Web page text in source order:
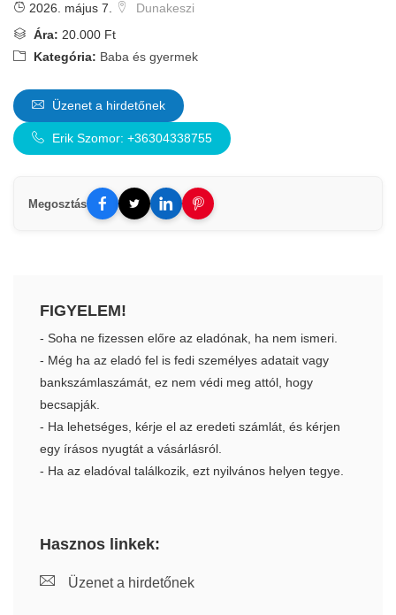
2026. május 7.
Dunakeszi
Ára: 20.000 Ft
Kategória: Baba és gyermek
Üzenet a hirdetőnek
Erik Szomor: +36304338755
Megosztás
FIGYELEM!
- Soha ne fizessen előre az eladónak, ha nem ismeri.
- Még ha az eladó fel is fedi személyes adatait vagy
bankszámlaszámát, ez nem védi meg attól, hogy
becsapják.
- Ha lehetséges, kérje el az eredeti számlát, és kérjen
egy írásos nyugtát a vásárlásról.
- Ha az eladóval találkozik, ezt nyilvános helyen tegye.
Hasznos linkek:
Üzenet a hirdetőnek